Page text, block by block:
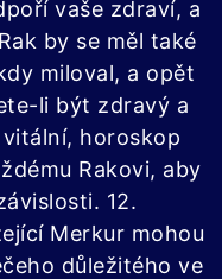
vaše zdraví, a
by se měl také
miloval, a opět
li být zdravý a
horoskop
Rakovi, aby
12.
Merkur mohou
důležitého ve